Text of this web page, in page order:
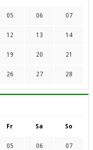
05 06 07
12 13 14
19 20 21
26 27 28
Fr Sa So
05 06 07